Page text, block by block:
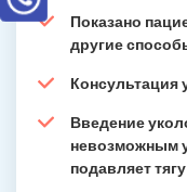
Показано
другие
Консультация
Введение
невозможным
подавляет